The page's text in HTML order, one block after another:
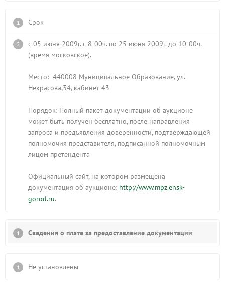
Срок
с 05 июня 2009г. с 8-00ч. по 25 июня 2009г. до 10-00ч.
(время московское).
Место: 440008 Муниципальное Образование, ул.
Некрасова,34, кабинет 43
Порядок: Полный пакет документации об аукционе
может быть получен бесплатно, после направления
запроса и предъявления доверенности, подтверждающей
полномочия представителя, подписанной полномочным
лицом претендента
Официальный сайт, на котором размещена
документация об аукционе: http://www.mpz.ensk-
gorod.ru.
Сведения о плате за предоставление документации
Не установлены